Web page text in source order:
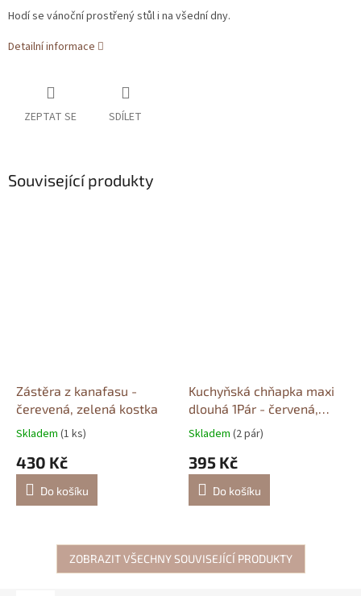
Hodí se vánoční prostřený stůl i na všední dny.
Detailní informace
ZEPTAT SE SDÍLET
Související produkty
Zástěra z kanafasu -
čerevená, zelená kostka
Skladem (1 ks)
430 Kč
Do košíku
Kuchyňská chňapka maxi
dlouhá 1Pár - červená,
zelená kostka
Skladem (2 pár)
395 Kč
Do košíku
ZOBRAZIT VŠECHNY SOUVISEJÍCÍ PRODUKTY